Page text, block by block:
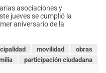
asociaciones y
jueves se cumplió la
aniversario de la
obras
movilidad
participación ciudadana